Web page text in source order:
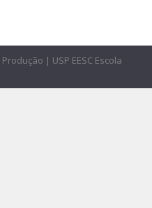
| USP EESC Escola